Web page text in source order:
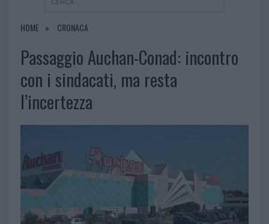
HOME CRONACA
Passaggio Auchan-Conad: incontro
con i sindacati, ma resta
l’incertezza